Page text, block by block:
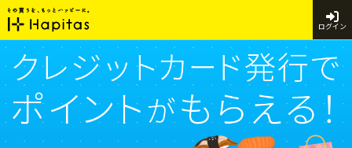
ログイン